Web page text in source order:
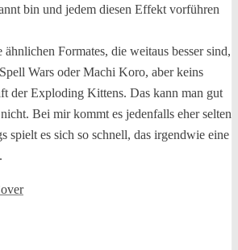
bin und jedem diesen Effekt vorführen
Formates, die weitaus besser sind,
Wars oder Machi Koro, aber keins
der Exploding Kittens. Das kann man gut
Bei mir kommt es jedenfalls eher selten
spielt es sich so schnell, das irgendwie eine